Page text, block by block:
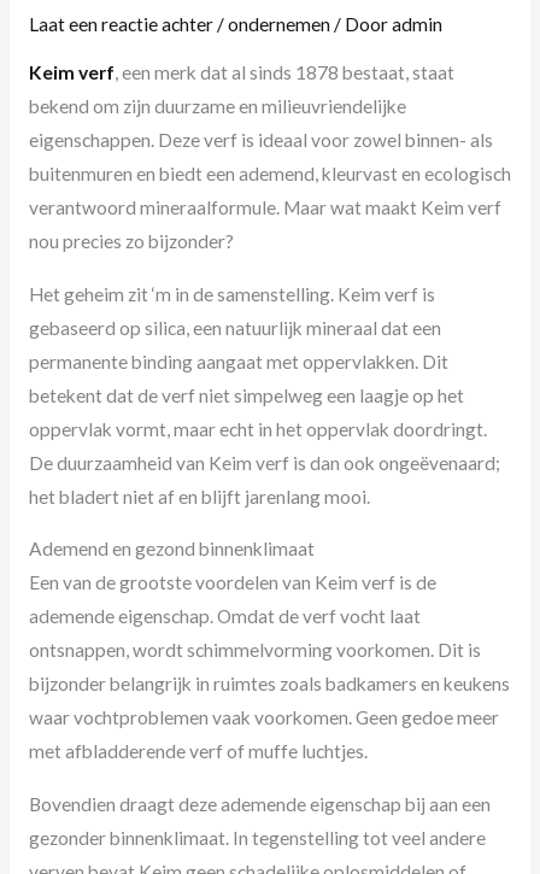
Laat een reactie achter /ondernemen/ Dooradmin
Keim verf, een merk dat al sinds 1878 bestaat, staat
bekend om zijn duurzame en milieuvriendelijke
eigenschappen. Deze verf is ideaal voor zowel binnen- als
buitenmuren en biedt een ademend, kleurvast en ecologisch
verantwoord mineraalformule. Maar wat maakt Keim verf
nou precies zo bijzonder?
Het geheim zit ‘m in de samenstelling. Keim verf is
gebaseerd op silica, een natuurlijk mineraal dat een
permanente binding aangaat met oppervlakken. Dit
betekent dat de verf niet simpelweg een laagje op het
oppervlak vormt, maar echt in het oppervlak doordringt.
De duurzaamheid van Keim verf is dan ook ongeëvenaard;
het bladert niet af en blijft jarenlang mooi.
Ademend en gezond binnenklimaat
Een van de grootste voordelen van Keim verf is de
ademende eigenschap. Omdat de verf vocht laat
ontsnappen, wordt schimmelvorming voorkomen. Dit is
bijzonder belangrijk in ruimtes zoals badkamers en keukens
waar vochtproblemen vaak voorkomen. Geen gedoe meer
met afbladderende verf of muffe luchtjes.
Bovendien draagt deze ademende eigenschap bij aan een
gezonder binnenklimaat. In tegenstelling tot veel andere